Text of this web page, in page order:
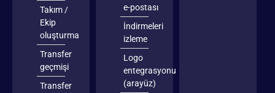
Takım /
Ekip
oluşturma
Transfer
geçmişi
Transfer
e-postası
İndirmeleri
izleme
Logo
entegrasyonu
(arayüz)